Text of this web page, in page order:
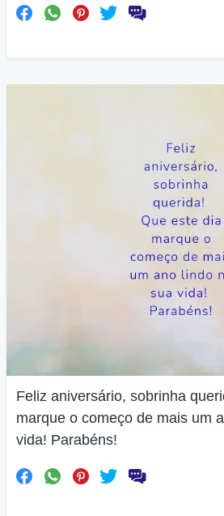
Feliz aniversário, sobrinha
marque o começo de mais um
vida! Parabéns!